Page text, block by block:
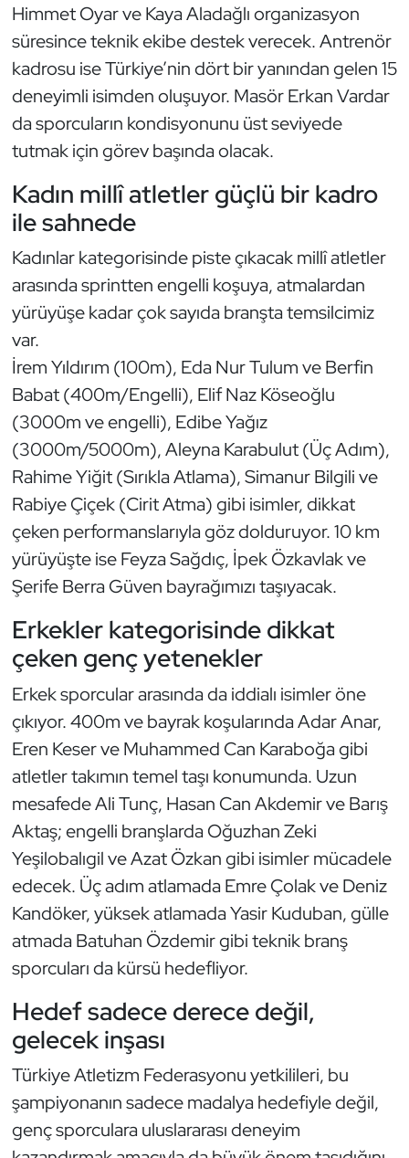
Himmet Oyar ve Kaya Aladağlı organizasyon
süresince teknik ekibe destek verecek. Antrenör
kadrosu ise Türkiye’nin dört bir yanından gelen 15
deneyimli isimden oluşuyor. Masör Erkan Vardar
da sporcuların kondisyonunu üst seviyede
tutmak için görev başında olacak.
Kadın millî atletler güçlü bir kadro
ile sahnede
Kadınlar kategorisinde piste çıkacak millî atletler
arasında sprintten engelli koşuya, atmalardan
yürüyüşe kadar çok sayıda branşta temsilcimiz
var.
İrem Yıldırım (100m), Eda Nur Tulum ve Berfin
Babat (400m/Engelli), Elif Naz Köseoğlu
(3000m ve engelli), Edibe Yağız
(3000m/5000m), Aleyna Karabulut (Üç Adım),
Rahime Yiğit (Sırıkla Atlama), Simanur Bilgili ve
Rabiye Çiçek (Cirit Atma) gibi isimler, dikkat
çeken performanslarıyla göz dolduruyor. 10 km
yürüyüşte ise Feyza Sağdıç, İpek Özkavlak ve
Şerife Berra Güven bayrağımızı taşıyacak.
Erkekler kategorisinde dikkat
çeken genç yetenekler
Erkek sporcular arasında da iddialı isimler öne
çıkıyor. 400m ve bayrak koşularında Adar Anar,
Eren Keser ve Muhammed Can Karaboğa gibi
atletler takımın temel taşı konumunda. Uzun
mesafede Ali Tunç, Hasan Can Akdemir ve Barış
Aktaş; engelli branşlarda Oğuzhan Zeki
Yeşilobalıgil ve Azat Özkan gibi isimler mücadele
edecek. Üç adım atlamada Emre Çolak ve Deniz
Kandöker, yüksek atlamada Yasir Kuduban, gülle
atmada Batuhan Özdemir gibi teknik branş
sporcuları da kürsü hedefliyor.
Hedef sadece derece değil,
gelecek inşası
Türkiye Atletizm Federasyonu yetkilileri, bu
şampiyonanın sadece madalya hedefiyle değil,
genç sporculara uluslararası deneyim
Hava Sporları
Hentbol
İşitme Engelli Sporcular
Kano ve Rafting
Karate
Kayak
Kempo
Kick Boks
Kürek
Masa Tenisi
Modern Pentatlon
Motor Sporları
Muay Thai
Okçuluk
Optimist
Oryantiring
Özel Sporcular
Paralimpik
Ragbi
Satranç
Su Topu
Sualtı Sporları
Tekvando
Tenis